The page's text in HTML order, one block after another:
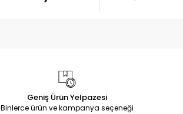
Geniş Ürün Yelpazesi
Binlerce ürün ve kampanya seçeneği